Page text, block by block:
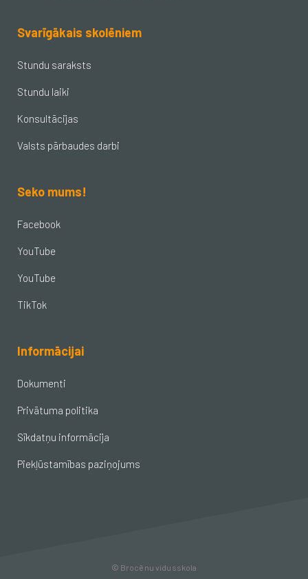
Svarīgākais skolēniem
Stundu saraksts
Stundu laiki
Konsultācijas
Valsts pārbaudes darbi
Seko mums!
Facebook
YouTube
YouTube
TikTok
Informācijai
Dokumenti
Privātuma politika
Sīkdatņu informācija
Piekļūstamības paziņojums
© Brocēnu vidusskola